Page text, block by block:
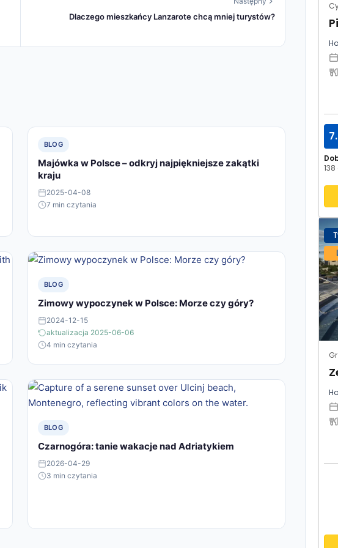
Dlaczego mieszkańcy Lanzarote chcą mniej turystów?
BLOG
Majówka w Polsce – odkryj najpiękniejsze zakątki
kraju
2025-04-08
7 min czytania
BLOG
Zimowy wypoczynek w Polsce: Morze czy góry?
2024-12-15
aktualizacja 2025-06-06
4 min czytania
BLOG
Czarnogóra: tanie wakacje nad Adriatykiem
2026-04-29
3 min czytania